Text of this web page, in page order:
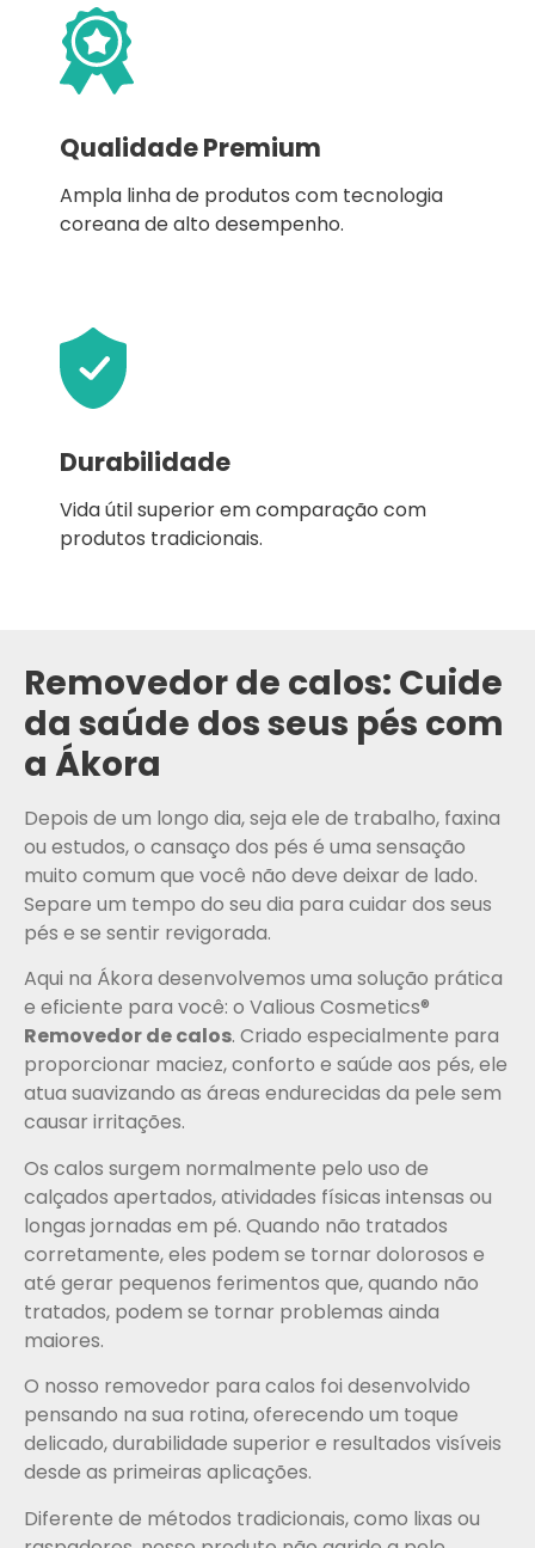
Qualidade Premium
Ampla linha de produtos com tecnologia
coreana de alto desempenho.
Durabilidade
Vida útil superior em comparação com
produtos tradicionais.
Removedor de calos: Cuide
da saúde dos seus pés com
a Ákora
Depois de um longo dia, seja ele de trabalho, faxina
ou estudos, o cansaço dos pés é uma sensação
muito comum que você não deve deixar de lado.
Separe um tempo do seu dia para cuidar dos seus
pés e se sentir revigorada.
Aqui na Ákora desenvolvemos uma solução prática
e eficiente para você: o Valious Cosmetics®
Removedor de calos. Criado especialmente para
proporcionar maciez, conforto e saúde aos pés, ele
atua suavizando as áreas endurecidas da pele sem
causar irritações.
Os calos surgem normalmente pelo uso de
calçados apertados, atividades físicas intensas ou
longas jornadas em pé. Quando não tratados
corretamente, eles podem se tornar dolorosos e
até gerar pequenos ferimentos que, quando não
tratados, podem se tornar problemas ainda
maiores.
O nosso removedor para calos foi desenvolvido
pensando na sua rotina, oferecendo um toque
delicado, durabilidade superior e resultados visíveis
desde as primeiras aplicações.
Diferente de métodos tradicionais, como lixas ou